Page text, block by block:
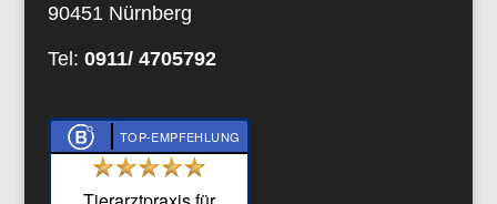
90451 Nürnberg
Tel: 0911/ 4705792
TOP-EMPFEHLUNG